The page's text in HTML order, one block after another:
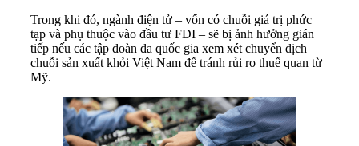
Trong khi đó, ngành điện tử – vốn có chuỗi giá trị phức
tạp và phụ thuộc vào đầu tư FDI – sẽ bị ảnh hưởng gián
tiếp nếu các tập đoàn đa quốc gia xem xét chuyển dịch
chuỗi sản xuất khỏi Việt Nam để tránh rủi ro thuế quan từ
Mỹ.